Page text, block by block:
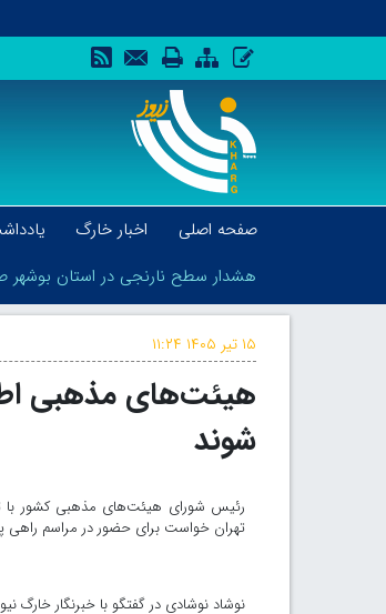
صفحه اصلی اخبار خارگ
هشدار سطح نارنجی در استان بوشهر
هشدار سطح نارنجی در استان بوشهر
۱۵ تیر ۱۴۰۵ ۱۱:۲۴
هیئت‌های مذهبی
شوند
رئیس شورای هیئت‌های مذهبی کشور با
تهران خواست برای حضور در مراسم راهی
نوشاد نوشادی در گفتگو با خبرنگار